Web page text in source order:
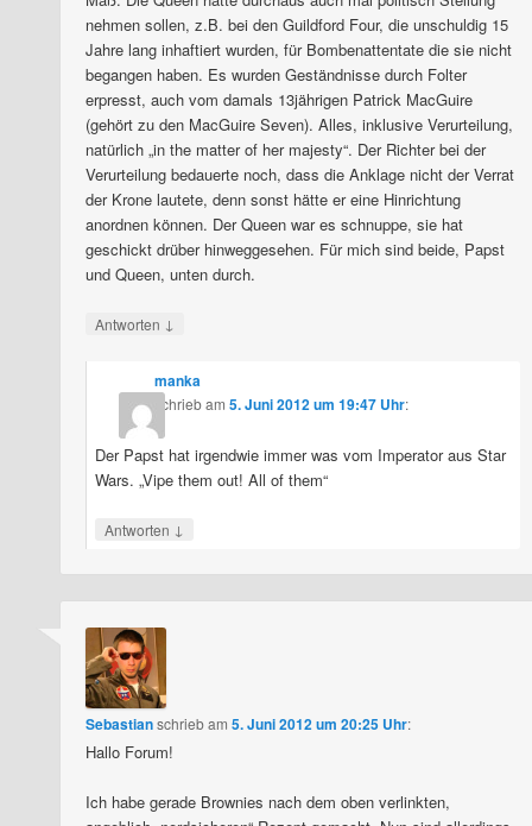
nehmen sollen, z.B. bei den Guildford Four, die unschuldig 15
Jahre lang inhaftiert wurden, für Bombenattentate die sie nicht
begangen haben. Es wurden Geständnisse durch Folter
erpresst, auch vom damals 13jährigen Patrick MacGuire
(gehört zu den MacGuire Seven). Alles, inklusive Verurteilung,
natürlich „in the matter of her majesty“. Der Richter bei der
Verurteilung bedauerte noch, dass die Anklage nicht der Verrat
der Krone lautete, denn sonst hätte er eine Hinrichtung
anordnen können. Der Queen war es schnuppe, sie hat
geschickt drüber hinweggesehen. Für mich sind beide, Papst
und Queen, unten durch.
Antworten ↓
manka
schriebam 5. Juni 2012 um 19:47 Uhr:
Der Papst hat irgendwie immer was vom Imperator aus Star
Wars. „Vipe them out! All of them“
Antworten ↓
Sebastianschriebam5. Juni 2012 um 20:25 Uhr:
Hallo Forum!
Ich habe gerade Brownies nach dem oben verlinkten,